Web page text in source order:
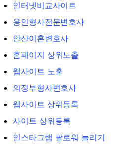
인터넷비교사이트
용인형사전문변호사
안산이혼변호사
홈페이지 상위노출
웹사이트 노출
의정부형사변호사
웹사이트 상위등록
사이트 상위등록
인스타그램 팔로워 늘리기